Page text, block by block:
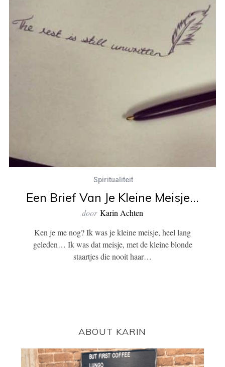
Spiritualiteit
Een Brief Van Je Kleine Meisje…
door Karin Achten
Ken je me nog? Ik was je kleine meisje, heel lang
geleden… Ik was dat meisje, met de kleine blonde
staartjes die nooit haar…
ABOUT KARIN